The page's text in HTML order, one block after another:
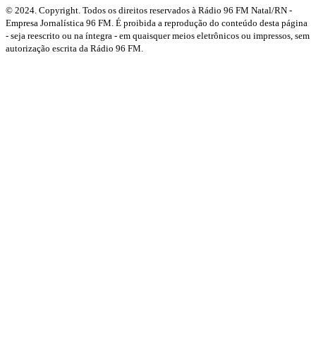
© 2024. Copyright. Todos os direitos reservados à Rádio 96 FM Natal/RN -
Empresa Jornalística 96 FM. É proibida a reprodução do conteúdo desta página
- seja reescrito ou na íntegra - em quaisquer meios eletrônicos ou impressos, sem
autorização escrita da Rádio 96 FM.